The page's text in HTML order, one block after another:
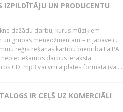
IZPILDĪTĀJU UN PRODUCENTU
dažādu darbu, kurus mūziķiem –
grupas menedžmentam – ir jāpaveic.
reģistrēšanas kārtību biedrībā LaIPA.
darbus ieraksta
CD, mp3 vai vinila plates formātā (vai...
IR CEĻŠ UZ KOMERCIĀLI